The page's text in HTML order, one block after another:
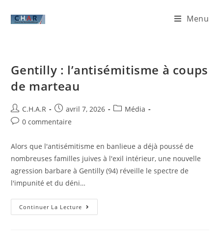
Menu
Gentilly : l’antisémitisme à coups
de marteau
C.H.A.R avril 7, 2026
Média
0 commentaire
Alors que l'antisémitisme en banlieue a déjà poussé de
nombreuses familles juives à l'exil intérieur, une nouvelle
agression barbare à Gentilly (94) réveille le spectre de
l'impunité et du déni…
Continuer La Lecture